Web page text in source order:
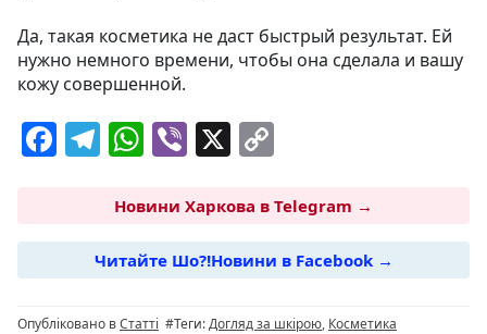
Да, такая косметика не даст быстрый результат. Ей
нужно немного времени, чтобы она сделала и вашу
кожу совершенной.
F
e
b
o
T
e
g
ra
m
W
at
s
A
p
Vi
er
X
p
y
Li
n
Новини Харкова в Telegram →
Читайте Шо?!Новини в Facebook →
Опубліковано вСтатті #Теги:Догляд за шкірою, Косметика